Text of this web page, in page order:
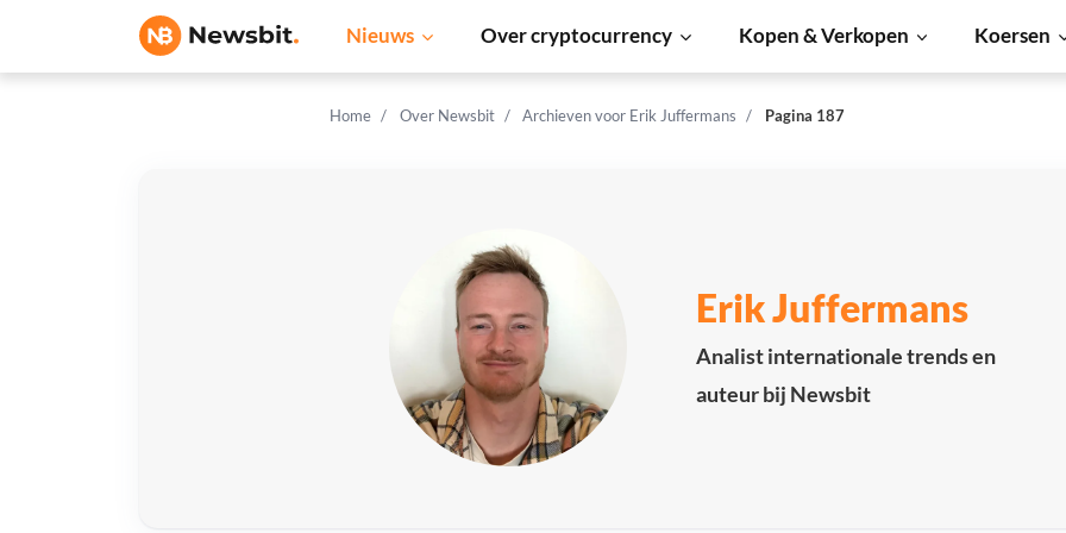
Nieuws Over cryptocurrency Kopen & Verkopen Koersen
Home Over Newsbit Archieven voor Erik Juffermans Pagina 187
Erik Juffermans
Analist internationale trends en
auteur bij Newsbit